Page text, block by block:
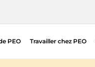
PEO Travailler chez PEO